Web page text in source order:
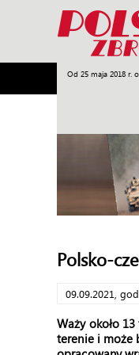
Od 25 maja 2018 r.
Armia
Polsko-
09.09.2021,
Waży około
terenie i może